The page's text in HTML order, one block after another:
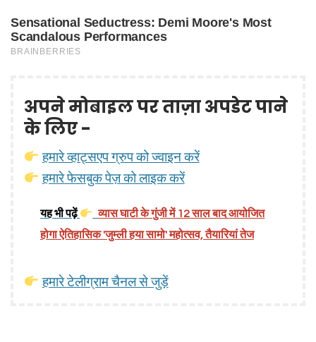
अपने मोबाइल पर ताज़ा अपडेट पाने
के लिए -
हमारे व्हाट्सएप ग्रुप को ज्वाइन करें
हमारे फेसबुक पेज़ को लाइक करें
यह भी पढ़ें
व्यास घाटी के गुंजी में 12 साल बाद आयोजित
होगा ऐतिहासिक 'जुम्ली हया सामो' महोत्सव, तैयारियां तेज
हमारे टेलीग्राम चैनल से जुड़ें